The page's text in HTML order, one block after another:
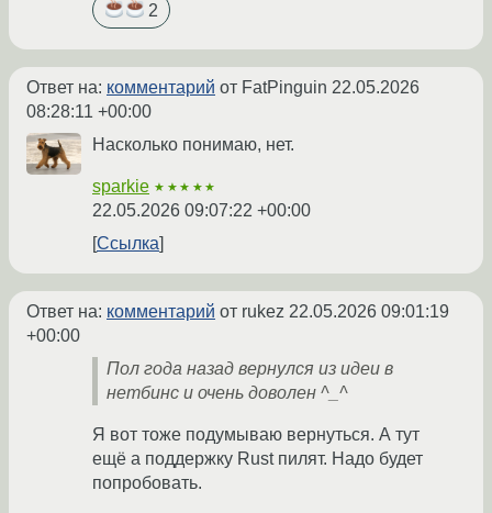
2
Ответ на: комментарий от FatPinguin 22.05.2026
08:28:11 +00:00
Насколько понимаю, нет.
sparkie ★★★★★
22.05.2026 09:07:22 +00:00
Ссылка
Ответ на: комментарий от rukez 22.05.2026 09:01:19
+00:00
Пол года назад вернулся из идеи в
нетбинс и очень доволен ^_^
Я вот тоже подумываю вернуться. А тут
ещё а поддержку Rust пилят. Надо будет
попробовать.